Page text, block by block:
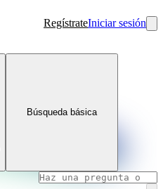
RegístrateIniciar sesión
Búsqueda básica